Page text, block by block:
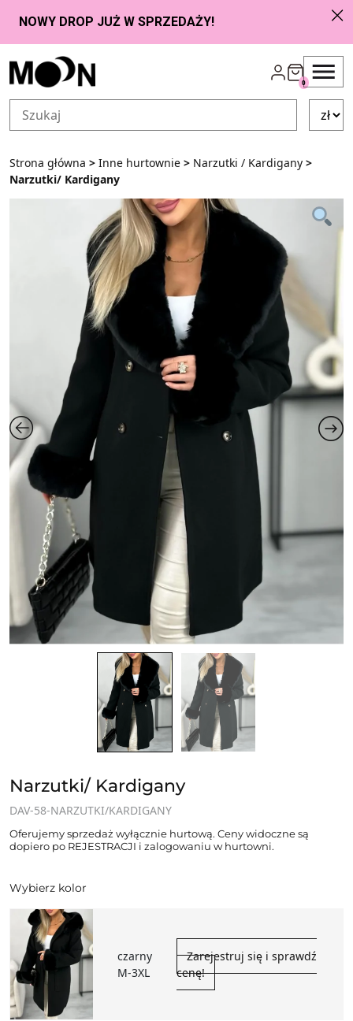
Przejdź do zawartości
0
Strona główna > Inne hurtownie > Narzutki / Kardigany >
Narzutki/ Kardigany
Narzutki/ Kardigany
DAV-58-NARZUTKI/KARDIGANY
Oferujemy sprzedaż wyłącznie hurtową. Ceny widoczne są
dopiero po REJESTRACJI i zalogowaniu w hurtowni.
Wybierz kolor
czarny
M-3XL
Zarejestruj się i sprawdź
cenę!